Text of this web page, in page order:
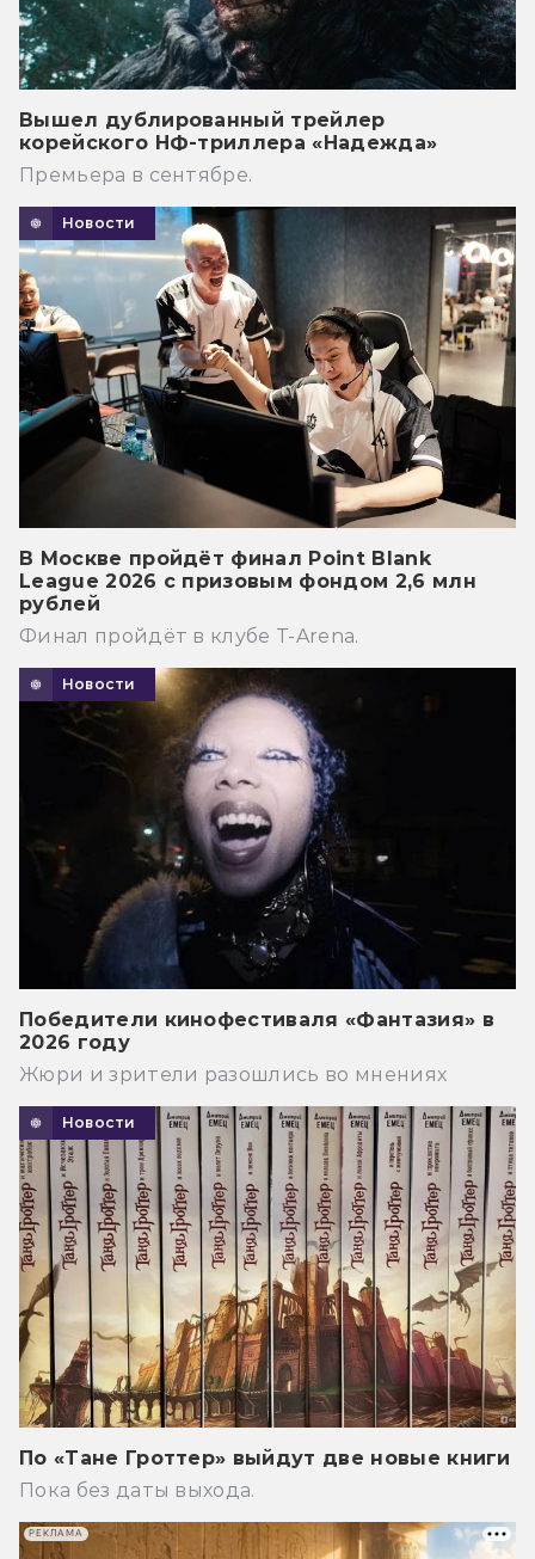
Вышел дублированный трейлер
корейского НФ-триллера «Надежда»
Премьера в сентябре.
Новости
В Москве пройдёт финал Point Blank
League 2026 с призовым фондом 2,6 млн
рублей
Финал пройдёт в клубе T-Arena.
Новости
Победители кинофестиваля «Фантазия» в
2026 году
Жюри и зрители разошлись во мнениях
Новости
По «Тане Гроттер» выйдут две новые книги
Пока без даты выхода.
РЕКЛАМА